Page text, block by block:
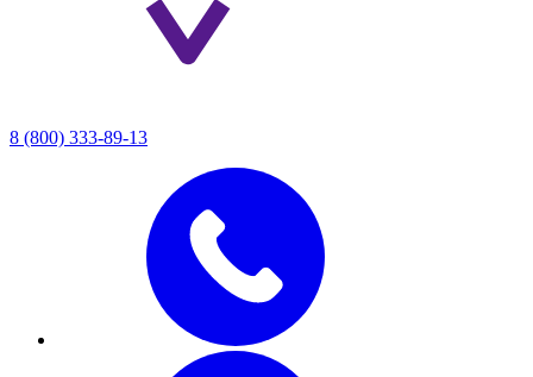
8 (800) 333-89-13